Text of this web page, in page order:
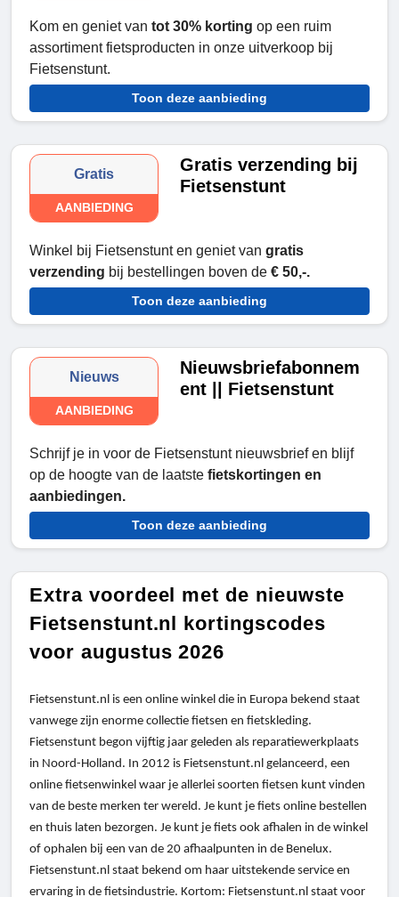
Kom en geniet van tot 30% korting op een ruim
assortiment fietsproducten in onze uitverkoop bij
Fietsenstunt.
Toon deze aanbieding
Gratis
AANBIEDING
Gratis verzending bij
Fietsenstunt
Winkel bij Fietsenstunt en geniet van gratis
verzending bij bestellingen boven de € 50,-.
Toon deze aanbieding
Nieuws
AANBIEDING
Nieuwsbriefabonnem
ent || Fietsenstunt
Schrijf je in voor de Fietsenstunt nieuwsbrief en blijf
op de hoogte van de laatste fietskortingen en
aanbiedingen.
Toon deze aanbieding
Extra voordeel met de nieuwste
Fietsenstunt.nl kortingscodes
voor augustus 2026
Fietsenstunt.nl is een online winkel die in Europa bekend staat
vanwege zijn enorme collectie fietsen en fietskleding.
Fietsenstunt begon vijftig jaar geleden als reparatiewerkplaats
in Noord-Holland. In 2012 is Fietsenstunt.nl gelanceerd, een
online fietsenwinkel waar je allerlei soorten fietsen kunt vinden
van de beste merken ter wereld. Je kunt je fiets online bestellen
en thuis laten bezorgen. Je kunt je fiets ook afhalen in de winkel
of ophalen bij een van de 20 afhaalpunten in de Benelux.
Fietsenstunt.nl staat bekend om haar uitstekende service en
ervaring in de fietsindustrie. Kortom: Fietsenstunt.nl staat voor